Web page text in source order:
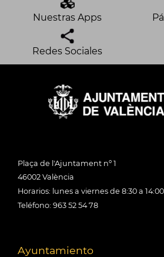
Nuestras Apps
Redes Sociales
Plaça de l'Ajuntament nº 1
46002 València
Horarios: lunes a viernes de 8:30 a
Teléfono: 963 52 54 78
Ayuntamiento